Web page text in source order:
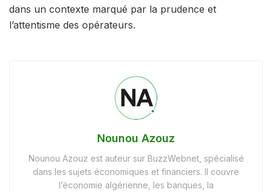
dans un contexte marqué par la prudence et
l’attentisme des opérateurs.
Nounou Azouz
Nounou Azouz est auteur sur BuzzWebnet, spécialisé
dans les sujets économiques et financiers. Il couvre
l’économie algérienne, les banques, la